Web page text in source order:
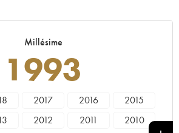
Millésime
1993
2017 2016
2015
2012 2011
2010